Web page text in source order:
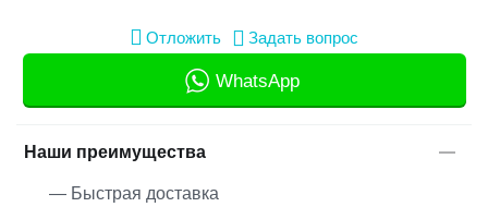
Отложить Задать вопрос
WhatsApp
Наши преимущества
— Быстрая доставка